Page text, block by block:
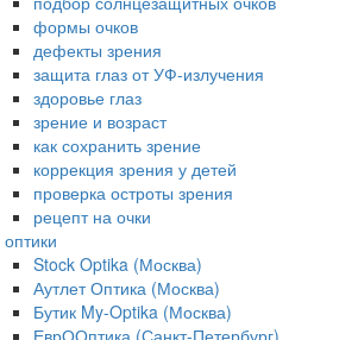
формы очков
дефекты зрения
защита глаз от УФ-излучения
здоровье глаз
зрение и возраст
как сохранить зрение
коррекция зрения у детей
проверка остроты зрения
рецепт на очки
Stock Optika (Москва)
Аутлет Оптика (Москва)
Бутик My-Optika (Москва)